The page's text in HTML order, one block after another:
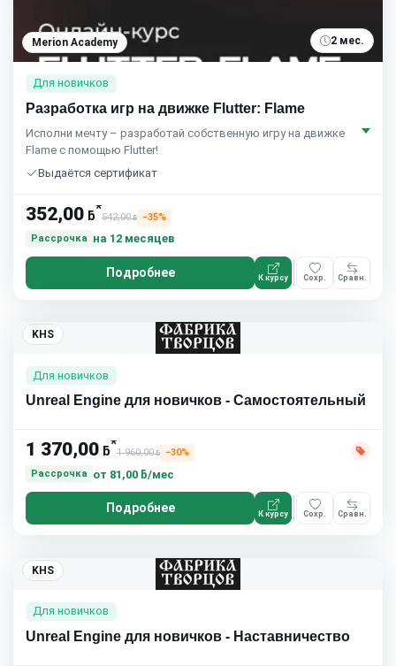
Merion Academy 2 мес.
Для новичков
Разработка игр на движке Flutter: Flame
Исполни мечту – разработай собственную игру на движке
Flame с помощью Flutter!
Выдаётся сертификат
352,00 ƃ*
542,00ƃ
−35%
Рассрочка
на 12 месяцев
Подробнее К курсу Сохр. Сравн.
KHS
Для новичков
Unreal Engine для новичков - Самостоятельный
1 370,00 ƃ*
1 960,00ƃ
−30%
Рассрочка
от 81,00 ƃ/мес
Подробнее К курсу Сохр. Сравн.
KHS
Для новичков
Unreal Engine для новичков - Наставничество